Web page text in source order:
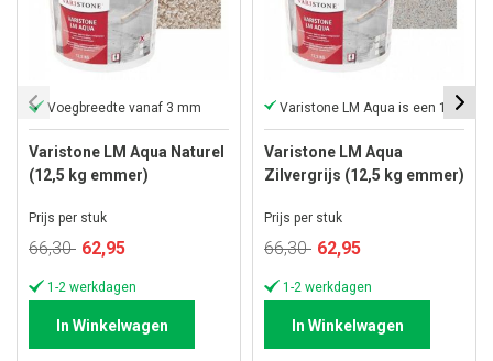
Voegbreedte vanaf 3 mm
Varistone LM Aqua Naturel
(12,5 kg emmer)
Prijs per stuk
66,30 Speciale
62,95
1-2 werkdagen
In Winkelwagen
Varistone LM Aqua is een 1-component
Varistone LM Aqua
Zilvergrijs (12,5 kg emmer)
Prijs per stuk
66,30 Speciale
62,95
1-2 werkdagen
In Winkelwagen